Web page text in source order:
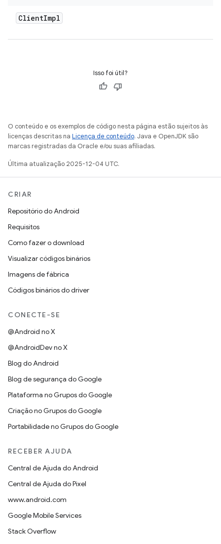
ClientImpl
Isso foi útil?
O conteúdo e os exemplos de código nesta página estão sujeitos às
licenças descritas na Licença de conteúdo. Java e OpenJDK são
marcas registradas da Oracle e/ou suas afiliadas.
Última atualização 2025-12-04 UTC.
CRIAR
Repositório do Android
Requisitos
Como fazer o download
Visualizar códigos binários
Imagens de fábrica
Códigos binários do driver
CONECTE-SE
@Android no X
@AndroidDev no X
Blog do Android
Blog de segurança do Google
Plataforma no Grupos do Google
Criação no Grupos do Google
Portabilidade no Grupos do Google
RECEBER AJUDA
Central de Ajuda do Android
Central de Ajuda do Pixel
www.android.com
Google Mobile Services
Stack Overflow